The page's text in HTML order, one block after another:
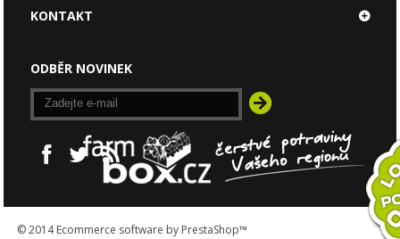
© 2014Ecommerce software by PrestaShop™
KONTAKT
ODBĚR NOVINEK